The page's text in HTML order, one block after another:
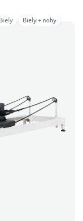
Biely Biely + nohy